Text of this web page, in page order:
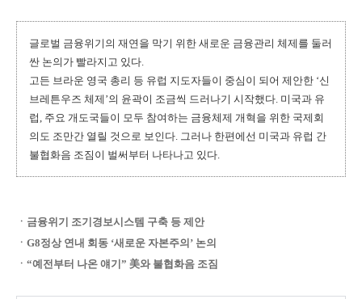
글로벌 금융위기의 재연을 막기 위한 새로운 금융관리 체제를 둘러
싼 논의가 빨라지고 있다.
고든 브라운 영국 총리 등 유럽 지도자들이 중심이 되어 제안한 ‘신
브레튼우즈 체제’의 윤곽이 조금씩 드러나기 시작했다. 미국과 유
럽, 주요 개도국들이 모두 참여하는 금융체제 개혁을 위한 국제회
의도 조만간 열릴 것으로 보인다. 그러나 한편에선 미국과 유럽 간
불협화음 조짐이 벌써부터 나타나고 있다.
ㆍ금융위기 조기경보시스템 구축 등 제안
ㆍG8정상 연내 회동 ‘새로운 자본주의’ 논의
ㆍ“예전부터 나온 얘기” 美와 불협화음 조짐